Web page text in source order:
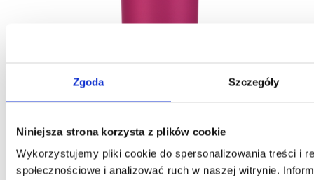
Zgoda Szczegóły
Niniejsza strona korzysta z plików cookie
Wykorzystujemy pliki cookie do spersonalizowania treści i
społecznościowe i analizować ruch w naszej witrynie.